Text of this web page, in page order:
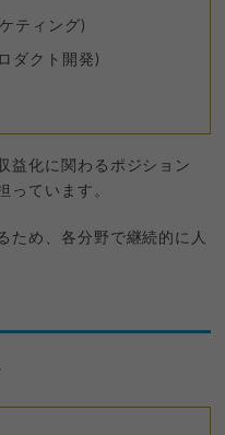
ティング)
ダクト開発)
益化に関わるポジション
っています。
ため、各分野で継続的に人